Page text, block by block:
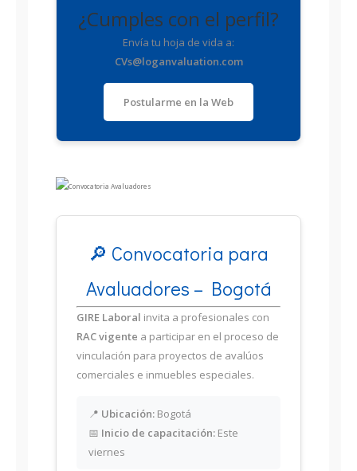
¿Cumples con el perfil?
Envía tu hoja de vida a:
CVs@loganvaluation.com
Postularme en la Web
🔎 Convocatoria para
Avaluadores – Bogotá
GIRE Laboral invita a profesionales con
RAC vigente a participar en el proceso de
vinculación para proyectos de avalúos
comerciales e inmuebles especiales.
📍 Ubicación: Bogotá
📅 Inicio de capacitación: Este
viernes